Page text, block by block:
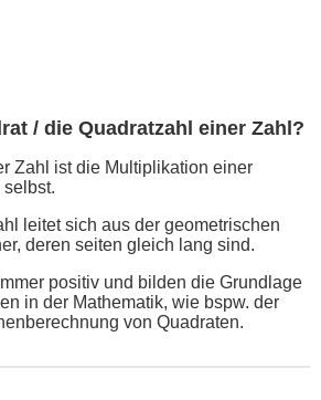
/ die Quadratzahl einer Zahl?
Zahl ist die Multiplikation einer
leitet sich aus der geometrischen
deren seiten gleich lang sind.
positiv und bilden die Grundlage
in der Mathematik, wie bspw. der
von Quadraten.